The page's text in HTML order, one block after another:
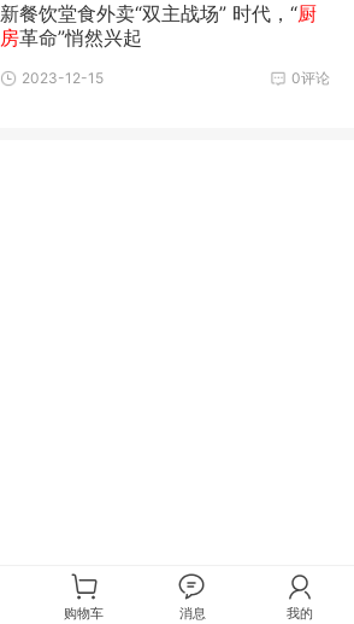
新餐饮堂食外卖“双主战场” 时代，“厨
房革命”悄然兴起
0评论
2023-12-15
购物车 消息 我的